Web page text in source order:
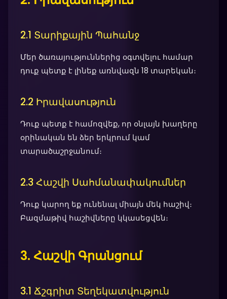
2.1 Տարիքային Պահանջ
Մեր ծառայություններից օգտվելու համար
դուք պետք է լինեք առնվազն 18 տարեկան։
2.2 Իրավասություն
Դուք պետք է համոզվեք, որ օնլայն խաղերը
օրինական են ձեր երկրում կամ
տարածաշրջանում։
2.3 Հաշվի Սահմանափակումներ
Դուք կարող եք ունենալ միայն մեկ հաշիվ։
Բազմաթիվ հաշիվները կկասեցվեն։
3. Հաշվի Գրանցում
3.1 Ճշգրիտ Տեղեկատվություն